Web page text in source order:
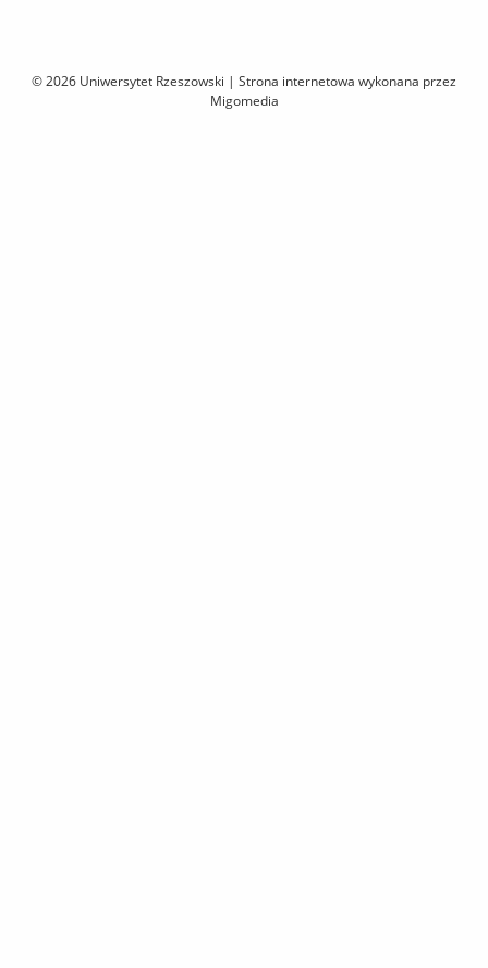
© 2026 Uniwersytet Rzeszowski | Strona internetowa wykonana przez
Migomedia
i
przejdź